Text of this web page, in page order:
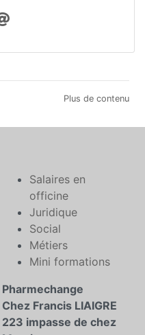
Plus de contenu
Salaires en
officine
Juridique
Social
Métiers
Mini formations
Pharmechange
Chez Francis LIAIGRE
223 impasse de chez